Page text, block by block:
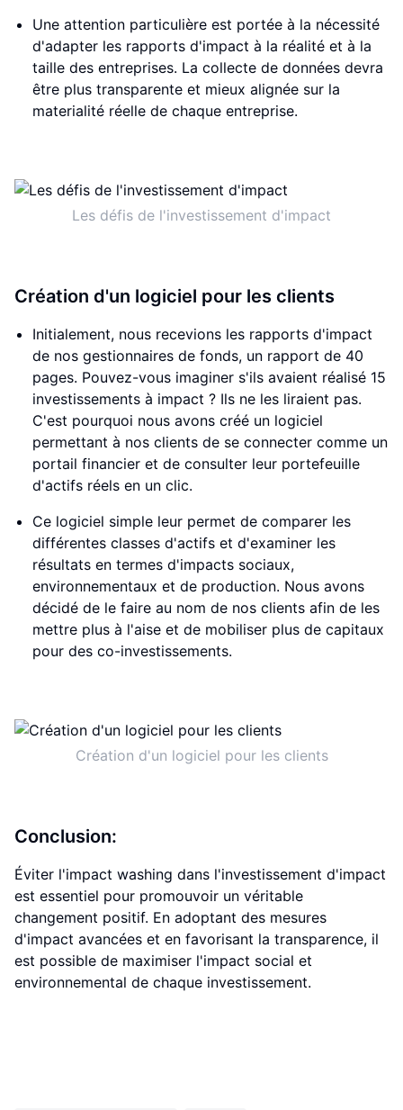
Une attention particulière est portée à la nécessité
d'adapter les rapports d'impact à la réalité et à la
taille des entreprises. La collecte de données devra
être plus transparente et mieux alignée sur la
materialité réelle de chaque entreprise.
Les défis de l'investissement d'impact
Création d'un logiciel pour les clients
Initialement, nous recevions les rapports d'impact
de nos gestionnaires de fonds, un rapport de 40
pages. Pouvez-vous imaginer s'ils avaient réalisé 15
investissements à impact ? Ils ne les liraient pas.
C'est pourquoi nous avons créé un logiciel
permettant à nos clients de se connecter comme un
portail financier et de consulter leur portefeuille
d'actifs réels en un clic.
Ce logiciel simple leur permet de comparer les
différentes classes d'actifs et d'examiner les
résultats en termes d'impacts sociaux,
environnementaux et de production. Nous avons
décidé de le faire au nom de nos clients afin de les
mettre plus à l'aise et de mobiliser plus de capitaux
pour des co-investissements.
Création d'un logiciel pour les clients
Conclusion:
Éviter l'impact washing dans l'investissement d'impact
est essentiel pour promouvoir un véritable
changement positif. En adoptant des mesures
d'impact avancées et en favorisant la transparence, il
est possible de maximiser l'impact social et
environnemental de chaque investissement.